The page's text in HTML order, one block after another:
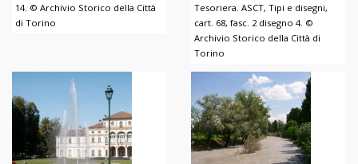
14. © Archivio Storico della Città
di Torino
Tesoriera. ASCT, Tipi e disegni,
cart. 68, fasc. 2 disegno 4. ©
Archivio Storico della Città di
Torino